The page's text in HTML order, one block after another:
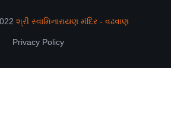
શ્રી સ્વામિનારાયણ મંદિર - વઢવાણ
Privacy Policy